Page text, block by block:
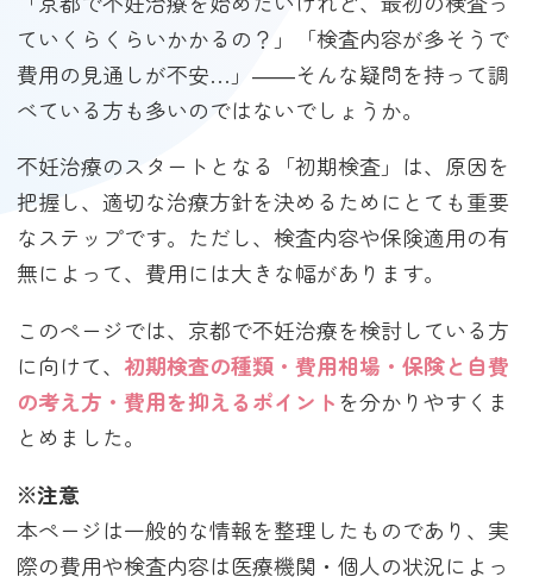
ていくらくらいかかるの？」「検査内容が多そうで
費用の見通しが不安…」——そんな疑問を持って調
べている方も多いのではないでしょうか。
不妊治療のスタートとなる「初期検査」は、原因を
把握し、適切な治療方針を決めるためにとても重要
なステップです。ただし、検査内容や保険適用の有
無によって、費用には大きな幅があります。
このページでは、京都で不妊治療を検討している方
に向けて、初期検査の種類・費用相場・保険と自費
の考え方・費用を抑えるポイントを分かりやすくま
とめました。
※注意
本ページは一般的な情報を整理したものであり、実
際の費用や検査内容は医療機関・個人の状況によっ